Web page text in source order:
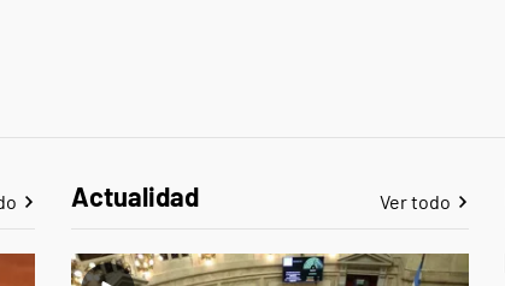
Actualidad Ver todo